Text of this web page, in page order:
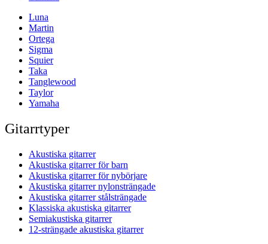
Luna
Martin
Ortega
Sigma
Squier
Taka
Tanglewood
Taylor
Yamaha
Gitarrtyper
Akustiska gitarrer
Akustiska gitarrer för barn
Akustiska gitarrer för nybörjare
Akustiska gitarrer nylonsträngade
Akustiska gitarrer stålsträngade
Klassiska akustiska gitarrer
Semiakustiska gitarrer
12-strängade akustiska gitarrer